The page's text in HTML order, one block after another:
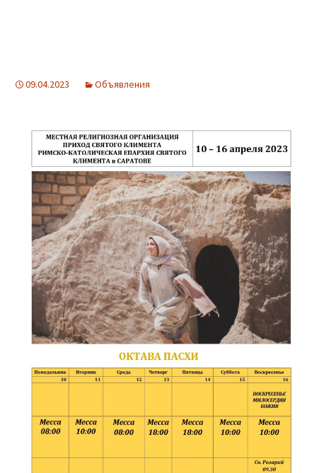
09.04.2023 Объявления